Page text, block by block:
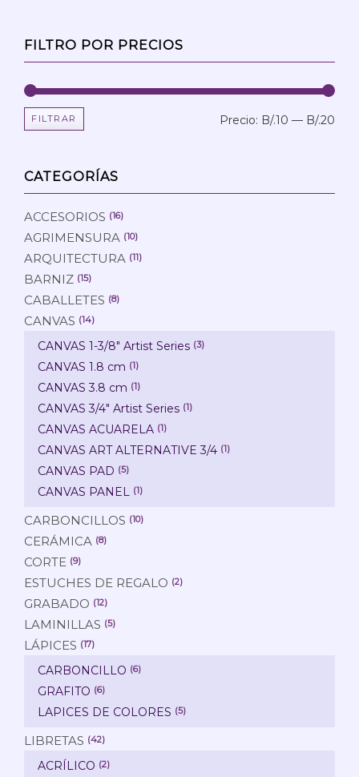
FILTRO POR PRECIOS
FILTRAR Precio: B/.10 — B/.20
CATEGORÍAS
ACCESORIOS (16)
AGRIMENSURA (10)
ARQUITECTURA (11)
BARNIZ (15)
CABALLETES (8)
CANVAS (14)
CANVAS 1-3/8" Artist Series (3)
CANVAS 1.8 cm (1)
CANVAS 3.8 cm (1)
CANVAS 3/4" Artist Series (1)
CANVAS ACUARELA (1)
CANVAS ART ALTERNATIVE 3/4 (1)
CANVAS PAD (5)
CANVAS PANEL (1)
CARBONCILLOS (10)
CERÁMICA (8)
CORTE (9)
ESTUCHES DE REGALO (2)
GRABADO (12)
LAMINILLAS (5)
LÁPICES (17)
CARBONCILLO (6)
GRAFITO (6)
LAPICES DE COLORES (5)
LIBRETAS (42)
ACRÍLICO (2)